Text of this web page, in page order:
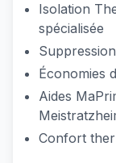
Isolation
spécialisée
Économies
Aides
Confort